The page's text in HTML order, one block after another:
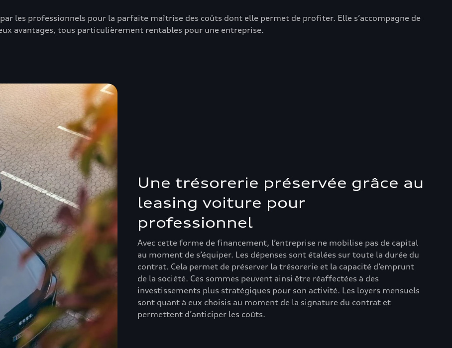
les professionnels pour la parfaite maîtrise des coûts dont elle permet de profiter. Elle s’accompagne de
avantages, tous particulièrement rentables pour une entreprise.
Une trésorerie préservée grâce au
leasing voiture pour
professionnel
Avec cette forme de financement, l’entreprise ne mobilise pas de capital
au moment de s’équiper. Les dépenses sont étalées sur toute la durée du
contrat. Cela permet de préserver la trésorerie et la capacité d’emprunt
de la société. Ces sommes peuvent ainsi être réaffectées à des
investissements plus stratégiques pour son activité. Les loyers mensuels
sont quant à eux choisis au moment de la signature du contrat et
permettent d’anticiper les coûts.